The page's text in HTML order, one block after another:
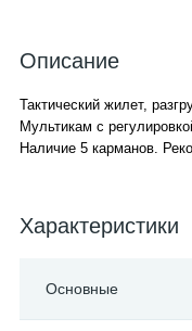
Описание
Тактический жилет,
Мультикам с
Наличие 5 карманов.
Характеристики
Основные